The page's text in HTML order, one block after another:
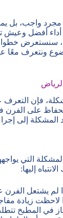
واجب، بل
أفضل وعيش
سنستعرض
ونتعرف معًا
فإن التعرف
للحفاظ على
المشكلة إلى
التي
إليها:
لم يشتعل الفرن
لاحظت زيادة
في المطبخ